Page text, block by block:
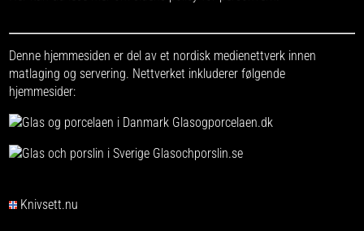
Denne hjemmesiden er del av et nordisk medienettverk innen
matlaging og servering. Nettverket inkluderer følgende
hjemmesider:
Glasogporcelaen.dk
Glasochporslin.se
Knivsett.nu